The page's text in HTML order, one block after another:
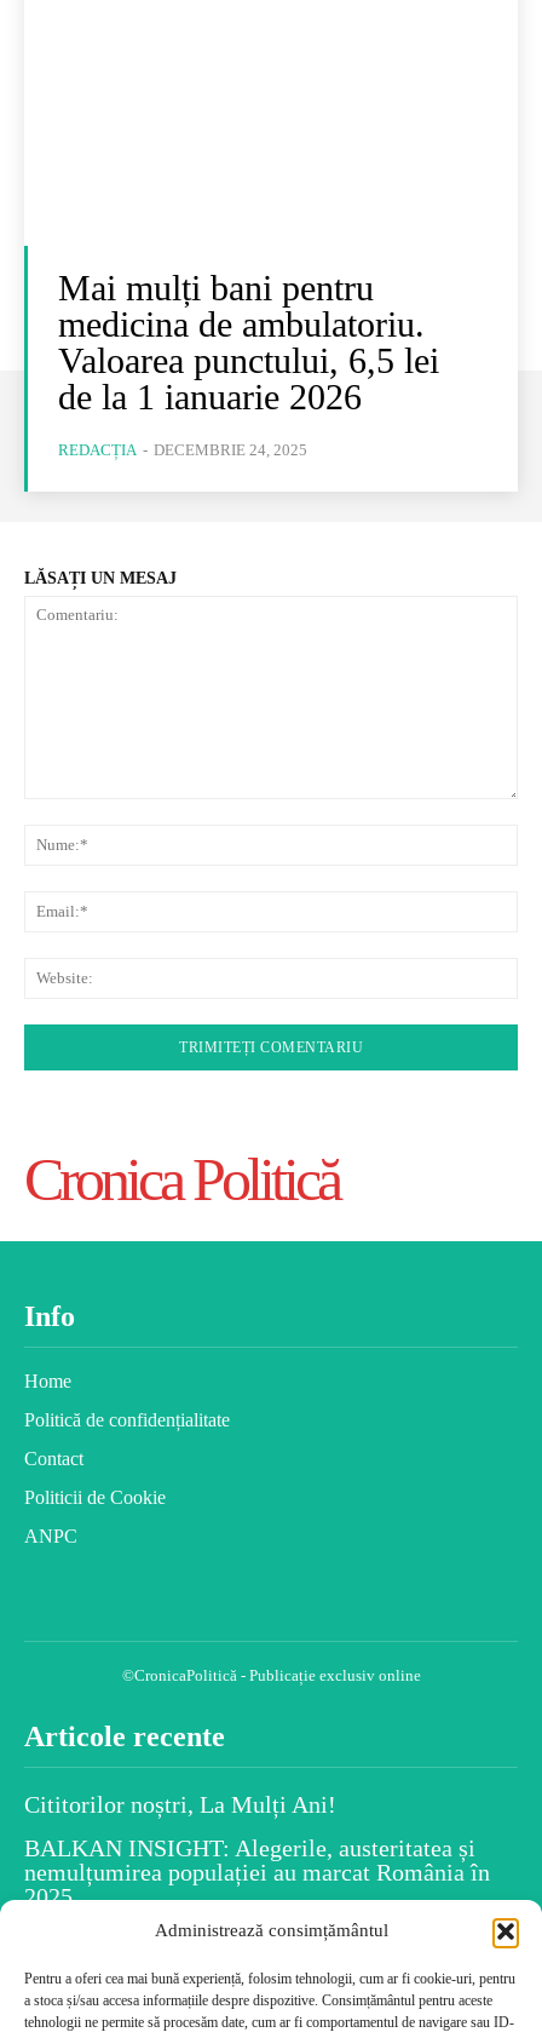
Administrează consimțământul
Pentru a oferi cea mai bună experiență, folosim tehnologii, cum ar fi cookie-uri, pentru
a stoca și/sau accesa informațiile despre dispozitive. Consimțământul pentru aceste
tehnologii ne permite să procesăm date, cum ar fi comportamentul de navigare sau ID-
Mai mulți bani pentru
medicina de ambulatoriu.
Valoarea punctului, 6,5 lei
de la 1 ianuarie 2026
REDACȚIA - DECEMBRIE 24, 2025
LĂSAȚI UN MESAJ
Cronica Politică
Info
Home
Politică de confidențialitate
Contact
Politicii de Cookie
ANPC
©CronicaPolitică - Publicație exclusiv online
Articole recente
Cititorilor noștri, La Mulți Ani!
BALKAN INSIGHT: Alegerile, austeritatea și
nemulțumirea populației au marcat România în
2025
Spiritul Crăciunului este în fiecare dintre noi
Uiti numele persoanelor după ce le-ai întâlnit?
Psihologia dezvăluie caracteristicile tale!